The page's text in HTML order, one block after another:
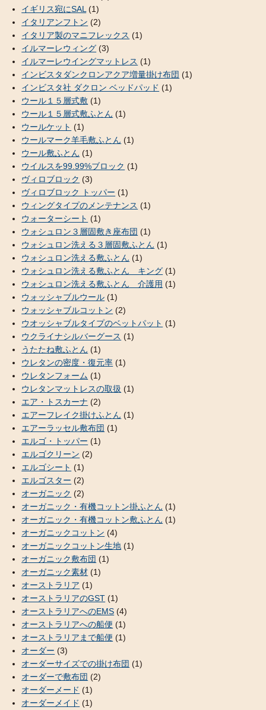
イギリス宛にSAL (1)
イタリアンフトン (2)
イタリア製のマニフレックス (1)
イルマーレウィング (3)
イルマーレウイングマットレス (1)
インビスタダンクロンアクア増量掛け布団 (1)
インビスタ社 ダクロン ベッドパッド (1)
ウール１５層式敷 (1)
ウール１５層式敷ふとん (1)
ウールケット (1)
ウールマーク羊毛敷ふとん (1)
ウール敷ふとん (1)
ウイルスを99.99%ブロック (1)
ヴィロブロック (3)
ヴィロブロック トッパー (1)
ウィングタイプのメンテナンス (1)
ウォーターシート (1)
ウォシュロン３層固敷き座布団 (1)
ウォシュロン洗える３層固敷ふとん (1)
ウォシュロン洗える敷ふとん (1)
ウォシュロン洗える敷ふとん キング (1)
ウォシュロン洗える敷ふとん 介護用 (1)
ウォッシャブルウール (1)
ウォッシャブルコットン (2)
ウオッシャブルタイプのベットパット (1)
ウクライナシルバーグース (1)
うたたね敷ふとん (1)
ウレタンの密度・復元率 (1)
ウレタンフォーム (1)
ウレタンマットレスの取扱 (1)
エア・トスカーナ (2)
エアーフレイク掛けふとん (1)
エアーラッセル敷布団 (1)
エルゴ・トッパー (1)
エルゴクリーン (2)
エルゴシート (1)
エルゴスター (2)
オーガニック (2)
オーガニック・有機コットン掛ふとん (1)
オーガニック・有機コットン敷ふとん (1)
オーガニックコットン (4)
オーガニックコットン生地 (1)
オーガニック敷布団 (1)
オーガニック素材 (1)
オーストラリア (1)
オーストラリアのGST (1)
オーストラリアへのEMS (4)
オーストラリアへの船便 (1)
オーストラリアまで船便 (1)
オーダー (3)
オーダーサイズでの掛け布団 (1)
オーダーで敷布団 (2)
オーダーメード (1)
オーダーメイド (1)